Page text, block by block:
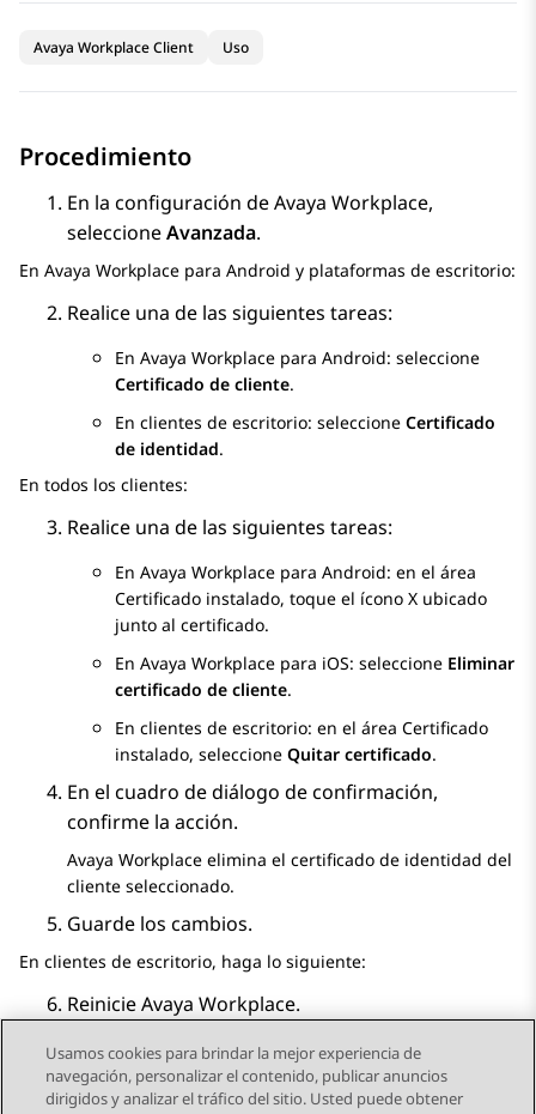
Avaya Workplace Client Uso
Procedimiento
En la configuración deAvaya Workplace,
seleccioneAvanzada.
En Avaya Workplace para Android y plataformas de escritorio:
Realice una de las siguientes tareas:
En Avaya Workplace para Android: seleccione
Certificado de cliente.
En clientes de escritorio: seleccione Certificado
de identidad.
En todos los clientes:
Realice una de las siguientes tareas:
En Avaya Workplace para Android: en el área
Certificado instalado, toque el ícono X ubicado
junto al certificado.
En Avaya Workplace para iOS: seleccione Eliminar
certificado de cliente.
En clientes de escritorio: en el área Certificado
instalado, seleccione Quitar certificado.
En el cuadro de diálogo de confirmación,
confirme la acción.
Avaya Workplace elimina el certificado de identidad del
cliente seleccionado.
Guarde los cambios.
En clientes de escritorio, haga lo siguiente:
ReinicieAvaya Workplace.
Usamos cookies para brindar la mejor experiencia de
navegación, personalizar el contenido, publicar anuncios
dirigidos y analizar el tráfico del sitio. Usted puede obtener